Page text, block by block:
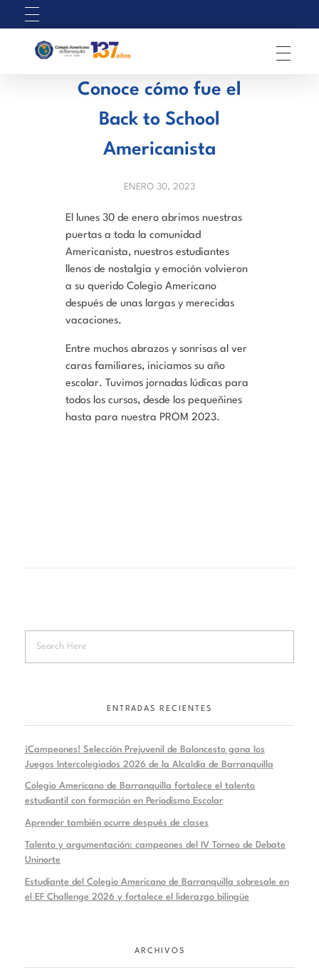
Conoce cómo fue el
Back to School
Americanista
ENERO 30, 2023
El lunes 30 de enero abrimos nuestras
puertas a toda la comunidad
Americanista, nuestros estudiantes
llenos de nostalgia y emoción volvieron
a su querido Colegio Americano
después de unas largas y merecidas
vacaciones.
Entre muchos abrazos y sonrisas al ver
caras familiares, iniciamos su año
escolar. Tuvimos jornadas lúdicas para
todos los cursos, desde los pequeñines
hasta para nuestra PROM 2023.
ENTRADAS RECIENTES
¡Campeones! Selección Prejuvenil de Baloncesto gana los
Juegos Intercolegiados 2026 de la Alcaldía de Barranquilla
Colegio Americano de Barranquilla fortalece el talento
estudiantil con formación en Periodismo Escolar
Aprender también ocurre después de clases
Talento y argumentación: campeones del IV Torneo de Debate
Uninorte
Estudiante del Colegio Americano de Barranquilla sobresale en
el EF Challenge 2026 y fortalece el liderazgo bilingüe
ARCHIVOS